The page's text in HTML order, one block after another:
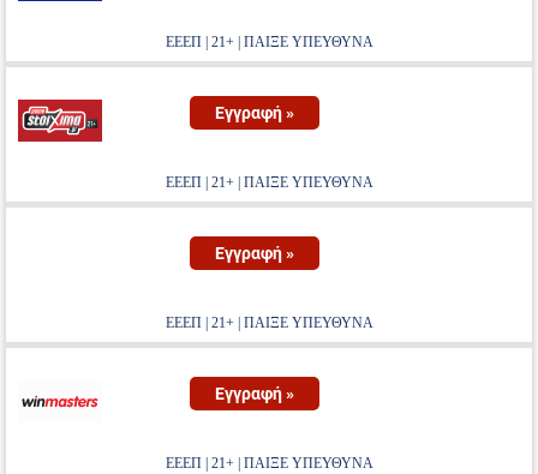
ΕΕΕΠ | 21+ | ΠΑΙΞΕ ΥΠΕΥΘΥΝΑ
Εγγραφή »
ΕΕΕΠ | 21+ | ΠΑΙΞΕ ΥΠΕΥΘΥΝΑ
Εγγραφή »
ΕΕΕΠ | 21+ | ΠΑΙΞΕ ΥΠΕΥΘΥΝΑ
Εγγραφή »
ΕΕΕΠ | 21+ | ΠΑΙΞΕ ΥΠΕΥΘΥΝΑ